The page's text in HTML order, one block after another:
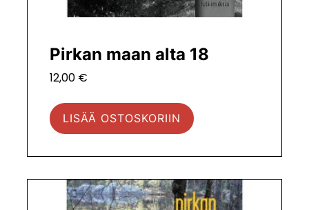
Pirkan maan alta 18
12,00 €
LISÄÄ OSTOSKORIIN